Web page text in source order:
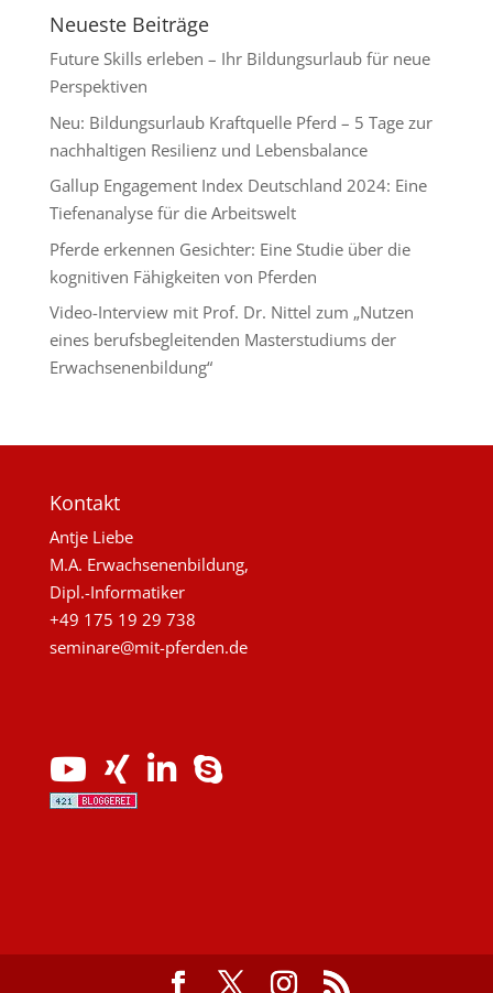
Neueste Beiträge
Future Skills erleben – Ihr Bildungsurlaub für neue
Perspektiven
Neu: Bildungsurlaub Kraftquelle Pferd – 5 Tage zur
nachhaltigen Resilienz und Lebensbalance
Gallup Engagement Index Deutschland 2024: Eine
Tiefenanalyse für die Arbeitswelt
Pferde erkennen Gesichter: Eine Studie über die
kognitiven Fähigkeiten von Pferden
Video-Interview mit Prof. Dr. Nittel zum „Nutzen
eines berufsbegleitenden Masterstudiums der
Erwachsenenbildung“
Kontakt
Antje Liebe
M.A. Erwachsenenbildung,
Dipl.-Informatiker
+49 175 19 29 738
seminare@mit-pferden.de